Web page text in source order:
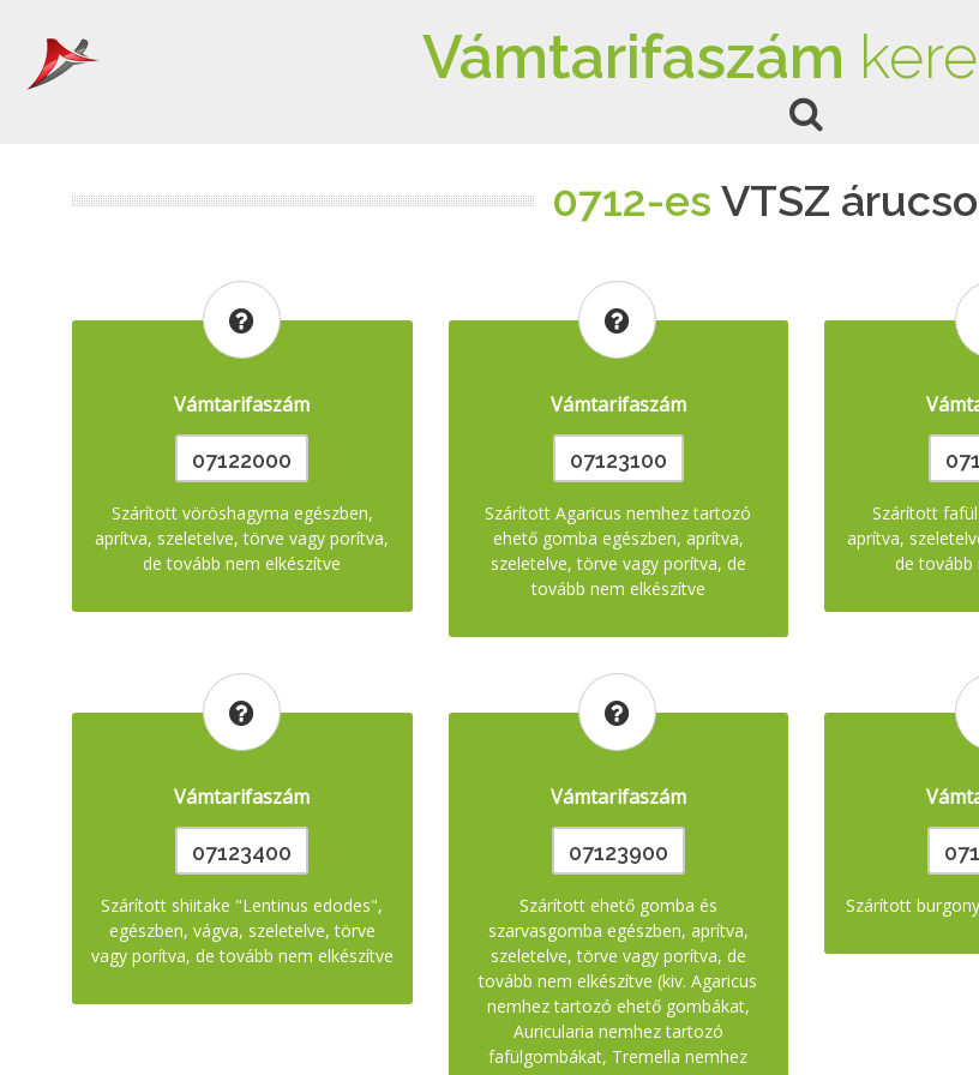
Vámtarifaszám
0712-es VTSZ
Vámtarifaszám
07122000
Szárított vöröshagyma egészben,
aprítva, szeletelve, törve vagy porítva,
de tovább nem elkészítve
Vámtarifaszám
07123100
Szárított Agaricus nemhez tartozó
ehető gomba egészben, aprítva,
szeletelve, törve vagy porítva, de
tovább nem elkészítve
Szárított
aprítva,
de tovább
Vámtarifaszám
07123400
Szárított shiitake "Lentinus edodes",
egészben, vágva, szeletelve, törve
vagy porítva, de tovább nem elkészítve
Vámtarifaszám
07123900
Szárított ehető gomba és
szarvasgomba egészben, aprítva,
szeletelve, törve vagy porítva, de
tovább nem elkészítve (kiv. Agaricus
nemhez tartozó ehető gombákat,
Auricularia nemhez tartozó
fafülgombákat, Tremella nemhez
Szárított